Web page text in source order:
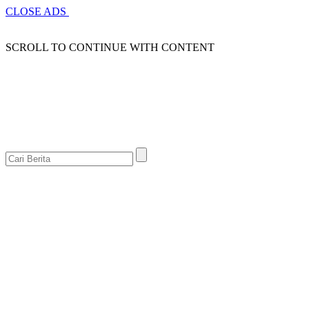
CLOSE ADS
SCROLL TO CONTINUE WITH CONTENT